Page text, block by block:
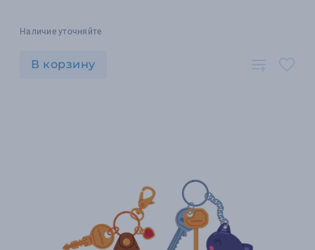
Наличие уточняйте
В корзину